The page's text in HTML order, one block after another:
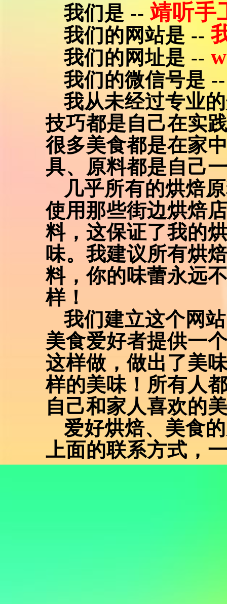
我们是 --靖听手
我们的网站是 --
我们的网址是 --
我们的微信号是
我从未经过专业
技巧都是自己在实
很多美食都是在家
具、原料都是自己
几乎所有的烘焙
使用那些街边烘焙
料，这保证了我的
味。我建议所有烘
料，你的味蕾永远
样！
我们建立这个网
美食爱好者提供一
这样做，做出了美
样的美味！所有人
自己和家人喜欢的
爱好烘焙、美食
上面的联系方式，